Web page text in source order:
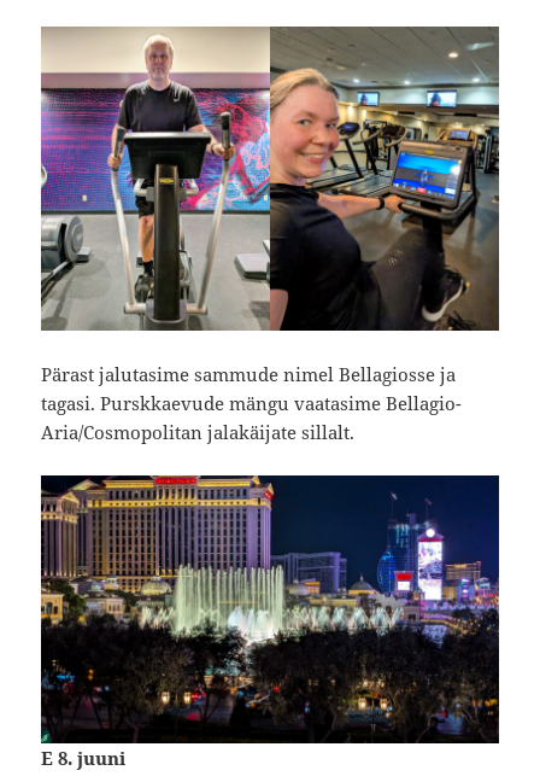
Pärast jalutasime sammude nimel Bellagiosse ja
tagasi. Purskkaevude mängu vaatasime Bellagio-
Aria/Cosmopolitan jalakäijate sillalt.
E 8. juuni